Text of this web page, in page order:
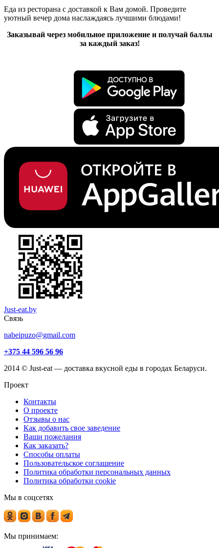
Еда из ресторана с доставкой к Вам домой. Проведите
уютный вечер дома наслаждаясь лучшими блюдами!
Заказывай через мобильное приложение и получай баллы
за каждый заказ!
Just-eat.by
Связь
nabeipuzo@gmail.com
+375 44 596 56 96
2014 © Just-eat — доставка вкусной еды в городах Беларуси.
Проект
Контакты
О проекте
Отзывы о нас
Как добавить свое заведение
Ваши пожелания
Как заказать?
Способы оплаты
Пользовательское соглашение
Политика обработки персональных данных
Политика обработки cookie
Мы в соцсетях
Мы принимаем: